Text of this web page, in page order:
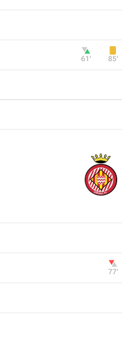
61‎’‎ 85‎’‎
77‎’‎